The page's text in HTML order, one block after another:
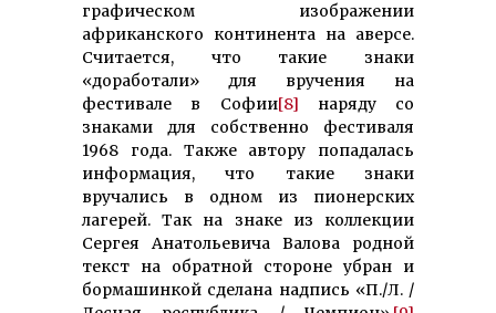
графическом изображении
африканского континента на аверсе.
Считается, что такие знаки
«доработали» для вручения на
фестивале в Софии[8] наряду со
знаками для собственно фестиваля
1968 года. Также автору попадалась
информация, что такие знаки
вручались в одном из пионерских
лагерей. Так на знаке из коллекции
Сергея Анатольевича Валова родной
текст на обратной стороне убран и
бормашинкой сделана надпись «П./Л. /